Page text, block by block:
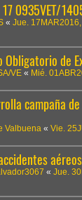
17 0935VET/
« Jue.
Obligatorio de
VE « Mié.
campaña
Valbuena « Vie.
« Jue.